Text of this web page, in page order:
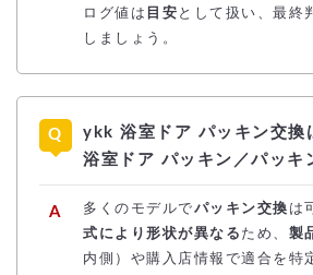
ログ値は 目安 として扱い、最終
しましょう。
ykk 浴室ドア パッキン交換は可能？（ykk
浴室ドア パッキン／パッキ
多くのモデルでパッキン交換 は
式により形状が異なる ため、 製
内側）や購入店情報で適合を特